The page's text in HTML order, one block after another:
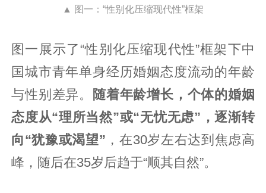
▲ 图一：“性别化压缩现代性”框架
图一展示了“性别化压缩现代性”框架下中
国城市青年单身经历婚姻态度流动的年龄
与性别差异。
随着年龄增长，个体的婚姻
态度从“理所当然”或“无忧无虑”，逐渐转
向“犹豫或渴望” ，在30岁左右达到焦虑高
峰，随后在35岁后趋于“顺其自然”。